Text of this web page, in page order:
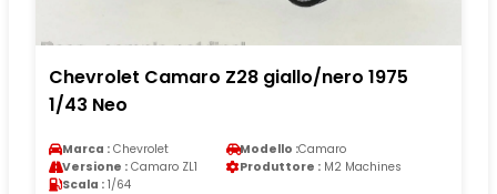
Chevrolet Camaro Z28 giallo/nero 1975
1/43 Neo
Marca : Chevrolet Modello :Camaro
Versione : Camaro ZL1 Produttore : M2 Machines
Scala : 1/64